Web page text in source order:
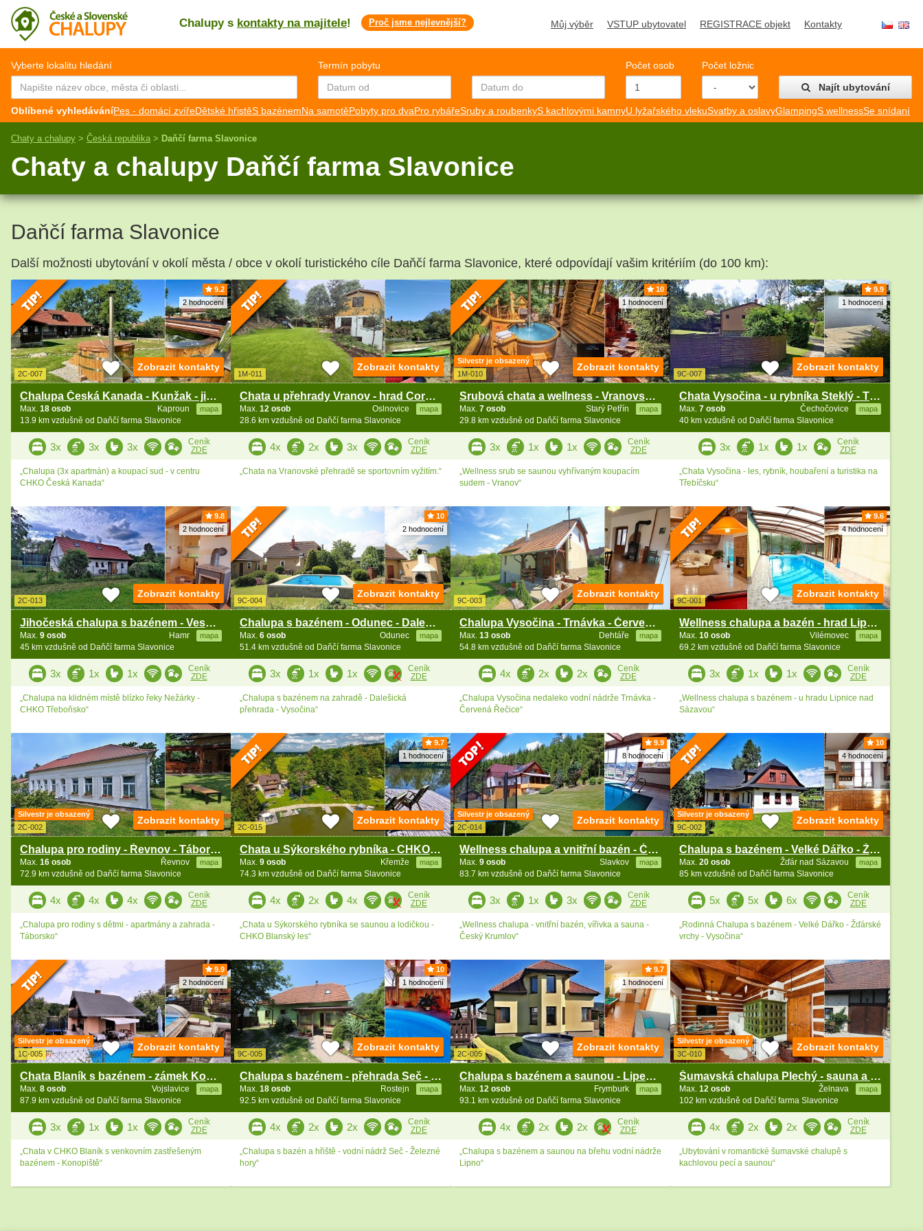
Chalupy s kontakty na majitele! Proč jsme nejlevnější? Můj výběr VSTUP ubytovatel REGISTRACE objekt Kontakty
CZ EN
Vyberte lokalitu hledání Termín pobytu Počet osob
Počet ložnic
Najít ubytování
Oblíbené vyhledáváníPes - domácí zvířeDětské hřistěS bazénemNa samotěPobyty pro dvaPro rybářeSruby a roubenkyS kachlovými kamnyU lyžařského vlekuSvatby a oslavyGlampingS wellnessSe snídaní
Chaty a chalupy > Česká republika > Daňčí farma Slavonice
Chaty a chalupy Daňčí farma Slavonice
Daňčí farma Slavonice
Další možnosti ubytování v okolí města / obce v okolí turistického cíle Daňčí farma Slavonice, které odpovídají vašim kritériím (do 100 km):
9.2
2 hodnocení
2C-007
Chalupa Česká Kanada - Kunžak - jižní Čechy
Kaproun mapa
Max. 18 osob
13.9 km vzdušně od Daňčí farma Slavonice
Zobrazit kontakty
3x 3x 3x
Ceník
ZDE
„Chalupa (3x apartmán) a koupací sud - v centru
CHKO Česká Kanada“
1M-011
Chata u přehrady Vranov - hrad Cornštejn a Bítov
Oslnovice mapa
Max. 12 osob
28.6 km vzdušně od Daňčí farma Slavonice
Zobrazit kontakty
4x 2x 3x
Ceník
ZDE
„Chata na Vranovské přehradě se sportovním vyžitím.“
10
1 hodnocení
Silvestr je obsazený
1M-010
Srubová chata a wellness - Vranovská přehrada
Starý Petřín mapa
Max. 7 osob
29.8 km vzdušně od Daňčí farma Slavonice
Zobrazit kontakty
3x 1x 1x
Ceník
ZDE
„Wellness srub se saunou vyhřívaným koupacím
sudem - Vranov“
9.9
1 hodnocení
9C-007
Chata Vysočina - u rybníka Steklý - Třebíč
Čechočovice mapa
Max. 7 osob
40 km vzdušně od Daňčí farma Slavonice
Zobrazit kontakty
3x 1x 1x
Ceník
ZDE
„Chata Vysočina - les, rybník, houbaření a turistika na
Třebíčsku“
9.8
2 hodnocení
2C-013
Jihočeská chalupa s bazénem - Veselí nad Lužnicí
Hamr mapa
Max. 9 osob
45 km vzdušně od Daňčí farma Slavonice
Zobrazit kontakty
3x 1x 1x
Ceník
ZDE
„Chalupa na klidném místě blízko řeky Nežárky -
CHKO Třeboňsko“
10
2 hodnocení
9C-004
Chalupa s bazénem - Odunec - Dalešice - Vysočina
Odunec mapa
Max. 6 osob
51.4 km vzdušně od Daňčí farma Slavonice
Zobrazit kontakty
3x 1x 1x
Ceník
ZDE
„Chalupa s bazénem na zahradě - Dalešická
přehrada - Vysočina“
9C-003
Chalupa Vysočina - Trnávka - Červená Řečice
Dehtáře mapa
Max. 13 osob
54.8 km vzdušně od Daňčí farma Slavonice
Zobrazit kontakty
4x 2x 2x
Ceník
ZDE
„Chalupa Vysočina nedaleko vodní nádrže Trnávka -
Červená Řečice“
9.6
4 hodnocení
9C-001
Wellness chalupa a bazén - hrad Lipnice nad Sázavou
Vilémovec mapa
Max. 10 osob
69.2 km vzdušně od Daňčí farma Slavonice
Zobrazit kontakty
3x 1x 1x
Ceník
ZDE
„Wellness chalupa s bazénem - u hradu Lipnice nad
Sázavou“
Silvestr je obsazený
2C-002
Chalupa pro rodiny - Řevnov - Táborsko
Řevnov mapa
Max. 16 osob
72.9 km vzdušně od Daňčí farma Slavonice
Zobrazit kontakty
4x 4x 4x
Ceník
ZDE
„Chalupa pro rodiny s dětmi - apartmány a zahrada -
Táborsko“
9.7
1 hodnocení
2C-015
Chata u Sýkorského rybníka - CHKO Blanský les
Křemže mapa
Max. 9 osob
74.3 km vzdušně od Daňčí farma Slavonice
Zobrazit kontakty
4x 2x 4x
Ceník
ZDE
„Chata u Sýkorského rybníka se saunou a lodičkou -
CHKO Blanský les“
9.9
8 hodnocení
Silvestr je obsazený
2C-014
Wellness chalupa a vnitřní bazén - Český Krumlov
Slavkov mapa
Max. 9 osob
83.7 km vzdušně od Daňčí farma Slavonice
Zobrazit kontakty
3x 1x 3x
Ceník
ZDE
„Wellness chalupa - vnitřní bazén, vířivka a sauna -
Český Krumlov“
10
4 hodnocení
Silvestr je obsazený
9C-002
Chalupa s bazénem - Velké Dářko - Žďárské vrchy
Žďár nad Sázavou mapa
Max. 20 osob
85 km vzdušně od Daňčí farma Slavonice
Zobrazit kontakty
5x 5x 6x
Ceník
ZDE
„Rodinná Chalupa s bazénem - Velké Dářko - Žďárské
vrchy - Vysočina“
9.9
2 hodnocení
Silvestr je obsazený
1C-005
Chata Blaník s bazénem - zámek Konopiště
Vojslavice mapa
Max. 8 osob
87.9 km vzdušně od Daňčí farma Slavonice
Zobrazit kontakty
3x 1x 1x
Ceník
ZDE
„Chata v CHKO Blaník s venkovním zastřešeným
bazénem - Konopiště“
10
1 hodnocení
9C-005
Chalupa s bazénem - přehrada Seč - Železné hory
Rostejn mapa
Max. 18 osob
92.5 km vzdušně od Daňčí farma Slavonice
Zobrazit kontakty
4x 2x 2x
Ceník
ZDE
„Chalupa s bazén a hřiště - vodní nádrž Seč - Železné
hory“
9.7
1 hodnocení
2C-005
Chalupa s bazénem a saunou - Lipenská přehrada
Frymburk mapa
Max. 12 osob
93.1 km vzdušně od Daňčí farma Slavonice
Zobrazit kontakty
4x 2x 2x
Ceník
ZDE
„Chalupa s bazénem a saunou na břehu vodní nádrže
Lipno“
Silvestr je obsazený
3C-010
Šumavská chalupa Plechý - sauna a kachlová kamna
Želnava mapa
Max. 12 osob
102 km vzdušně od Daňčí farma Slavonice
Zobrazit kontakty
4x 2x 2x
Ceník
ZDE
„Ubytování v romantické šumavské chalupě s
kachlovou pecí a saunou“